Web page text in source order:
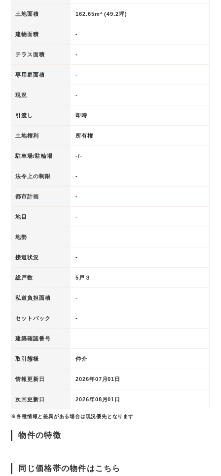
土地面積 162.65m² (49.2坪)
建物面積 -
テラス面積 -
専用庭面積 -
現況 -
引渡し 即時
土地権利 所有権
駐車場/駐輪場 -/-
法令上の制限 -
都市計画 -
地目 -
地勢
接道状況 -
総戸数 5戸３
私道負担面積 -
セットバック -
建築確認番号
取引態様 仲介
情報更新日 2026年07月01日
次回更新日 2026年08月01日
※各種情報と差異がある場合は現況優先となります
物件の特徴
同じ価格帯の物件はこちら